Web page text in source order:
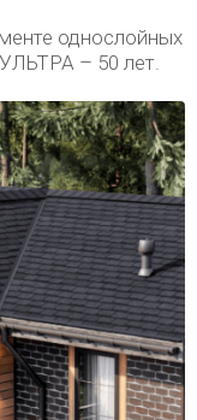
однослойных
– 50 лет.